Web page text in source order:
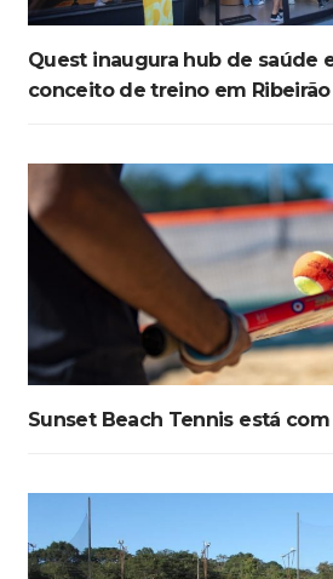
Quest inaugura hub de saúde
conceito de treino em Ribeirão
Sunset Beach Tennis está